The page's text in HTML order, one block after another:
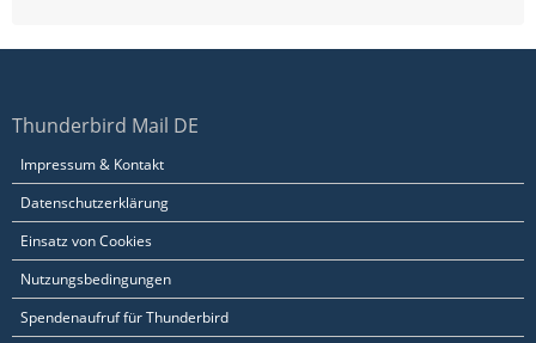
Thunderbird Mail DE
Impressum & Kontakt
Datenschutzerklärung
Einsatz von Cookies
Nutzungsbedingungen
Spendenaufruf für Thunderbird